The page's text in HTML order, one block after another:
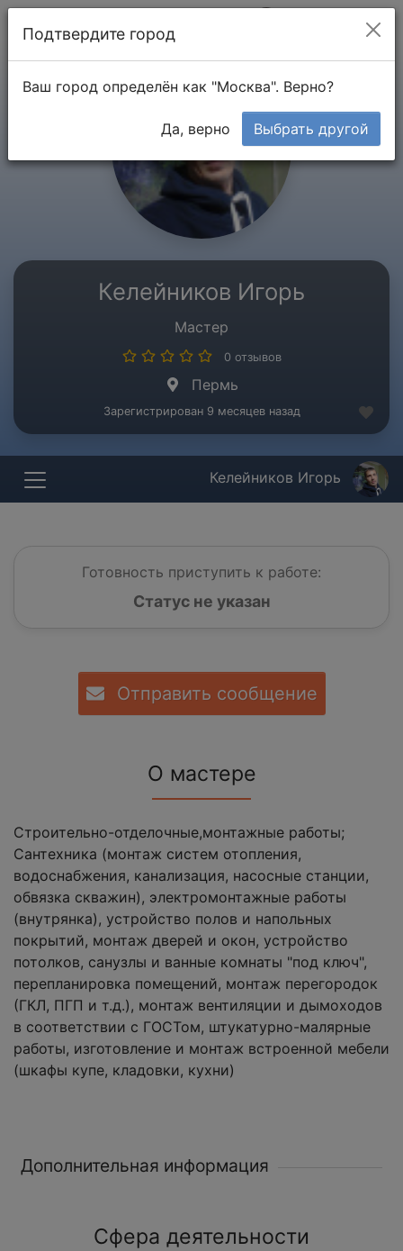
Келейников Игорь
Мастер
0 отзывов
Пермь
Зарегистрирован 9 месяцев назад
Келейников Игорь
Готовность приступить к работе:
Статус не указан
Отправить сообщение
О мастере
Строительно-отделочные,монтажные работы;
Сантехника (монтаж систем отопления,
водоснабжения, канализация, насосные станции,
обвязка скважин), электромонтажные работы
(внутрянка), устройство полов и напольных
покрытий, монтаж дверей и окон, устройство
потолков, санузлы и ванные комнаты "под ключ",
перепланировка помещений, монтаж перегородок
(ГКЛ, ПГП и т.д.), монтаж вентиляции и дымоходов
в соответствии с ГОСТом, штукатурно-малярные
работы, изготовление и монтаж встроенной мебели
(шкафы купе, кладовки, кухни)
Дополнительная информация
Сфера деятельности
Подтвердите город
Ваш город определён как "Москва". Верно?
Да, верно Выбрать другой